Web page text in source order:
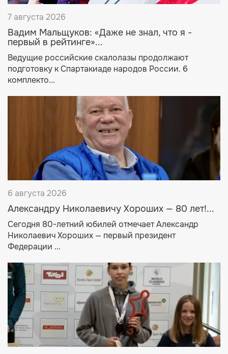
7 августа 2026
Вадим Мальщуков: «Даже не знал, что я -
первый в рейтинге»...
Ведущие российские скалолазы продолжают
подготовку к Спартакиаде народов России. 6
комплекто...
6 августа 2026
Александру Николаевичу Хороших — 80 лет!...
Сегодня 80-летний юбилей отмечает Александр
Николаевич Хороших — первый президент
Федерации ...